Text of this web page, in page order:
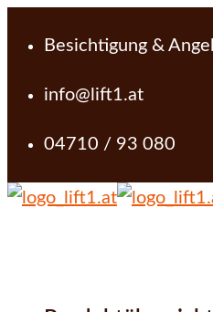
Besichtigung &
info@lift1.at
04710 / 93 080